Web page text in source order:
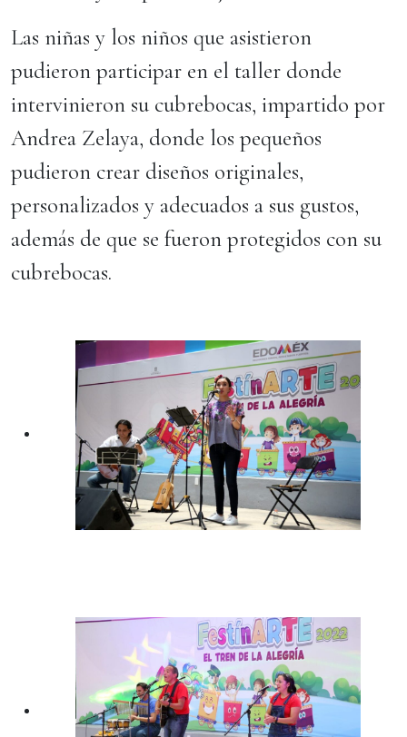
Las niñas y los niños que asistieron
pudieron participar en el taller donde
intervinieron su cubrebocas, impartido por
Andrea Zelaya, donde los pequeños
pudieron crear diseños originales,
personalizados y adecuados a sus gustos,
además de que se fueron protegidos con su
cubrebocas.